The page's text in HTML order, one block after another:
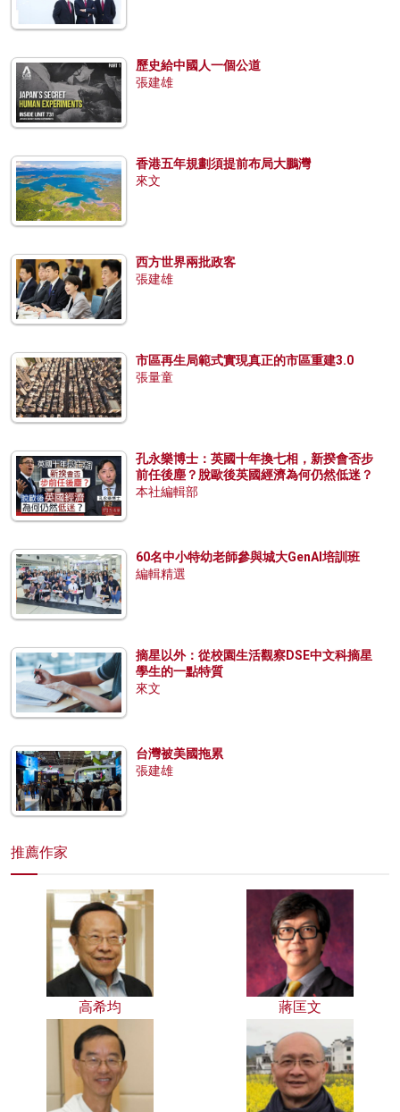
歷史給中國人一個公道
張建雄
香港五年規劃須提前布局大鵬灣
來文
西方世界兩批政客
張建雄
市區再生局範式實現真正的市區重建3.0
張量童
孔永樂博士：英國十年換七相，新揆會否步
前任後塵？脫歐後英國經濟為何仍然低迷？
本社編輯部
60名中小特幼老師參與城大GenAI培訓班
編輯精選
摘星以外：從校園生活觀察DSE中文科摘星
學生的一點特質
來文
台灣被美國拖累
張建雄
推薦作家
高希均 蔣匡文